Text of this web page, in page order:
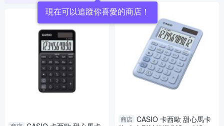
現在可以追蹤你喜愛的商店！
商店 CASIO 卡西歐 甜心馬卡